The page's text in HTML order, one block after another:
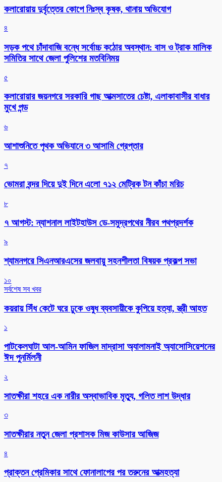
কলারোয়ায় দুর্বৃত্তের কোপে নিঃস্ব কৃষক, থানায় অভিযোগ
৪
সড়ক পথে চাঁদাবাজি বন্ধে সর্বোচ্চ কঠোর অবস্থান: বাস ও ট্রাক মালিক
সমিতির সাথে জেলা পুলিশের মতবিনিময়
৫
কলারোয়ার জয়নগরে সরকারি গাছ আত্মসাতের চেষ্টা, এলাকাবাসীর বাধার
মুখে পন্ড
৬
আশাশুনিতে পৃথক অভিযানে ৩ আসামি গ্রেপ্তার
৭
ভোমরা বন্দর দিয়ে দুই দিনে এলো ৭১২ মেট্রিক টন কাঁচা মরিচ
৮
৭ আগস্ট: ন্যাশনাল লাইটহাউস ডে-সমুদ্রপথের নীরব পথপ্রদর্শক
৯
শ্যামনগরে সিএনআরএসের জলবায়ু সহনশীলতা বিষয়ক প্রকল্প সভা
১০
সর্বশেষ সব খবর
কয়রায় সিঁধ কেটে ঘরে ঢুকে ওষুধ ব্যবসায়ীকে কুপিয়ে হত্যা, স্ত্রী আহত
১
পাটকেলঘাটা আল-আমিন ফাজিল মাদ্রাসা অ্যালামনাই অ্যাসোসিয়েশনের
ঈদ পুনর্মিলনী
২
সাতক্ষীরা শহরে এক নারীর অস্বাভাবিক মৃত্যু, গলিত লাশ উদ্ধার
৩
সাতক্ষীরার নতুন জেলা প্রশাসক মিজ কাউসার আজিজ
৪
প্রাক্তন প্রেমিকার সাথে ফোনালাপের পর তরুনের আত্মহত্যা